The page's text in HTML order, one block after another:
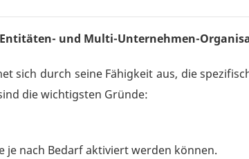
und Multi-Unternehmen-
sich durch seine Fähigkeit aus, die
die wichtigsten Gründe:
je nach Bedarf aktiviert werden können.